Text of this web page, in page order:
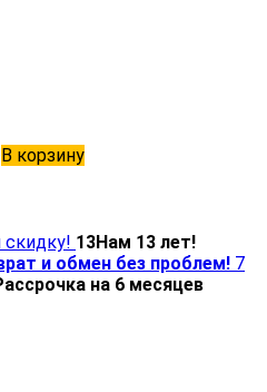
В корзину
13Нам 13 лет!
и обмен без проблем! 7
на 6 месяцев